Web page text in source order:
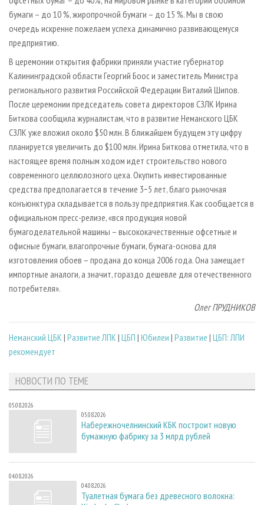
бумаги – до 10 %, жиропрочной бумаги – до 15 %. Мы в свою
очередь искренне пожелаем успеха динамично развивающемуся
предприятию.
В церемонии открытия фабрики приняли участие губернатор
Калининградской области Георгий Боос и заместитель Министра
регионального развития Российской Федерации Виталий Шипов.
После церемонии председатель совета директоров СЗЛК Ирина
Биткова сообщила журналистам, что в развитие Неманского ЦБК
СЗЛК уже вложил около $50 млн. В ближайшем будущем эту цифру
планируется увеличить до $100 млн. Ирина Биткова отметила, что в
настоящее время полным ходом идет строительство нового
современного целлюлозного цеха. Окупить инвестированные
средства предполагается в течение 3−5 лет, благо рыночная
конъюнктура складывается в пользу предприятия. Как сообщается в
официальном пресс-релизе, «вся продукция новой
бумагоделательной машины – высококачественные офсетные и
офисные бумаги, влагопрочные бумаги, бумага-основа для
изготовления обоев – продана до конца 2006 года. Она замещает
импортные аналоги, а значит, гораздо дешевле для отечественного
потребителя».
Олег ПРУДНИКОВ
Неманский ЦБК | Развитие ЛПК | ЦБП | Юбилеи | Развитие | ЦБП: ЛПИ
рекомендует
НОВОСТИ ПО ТЕМЕ
05.08.2026
05.08.2026
Набережночелнинский КБК построит новую
бумажную фабрику за 3 млрд рублей
04.08.2026
04.08.2026
Туалетная бумага без древесного волокна: